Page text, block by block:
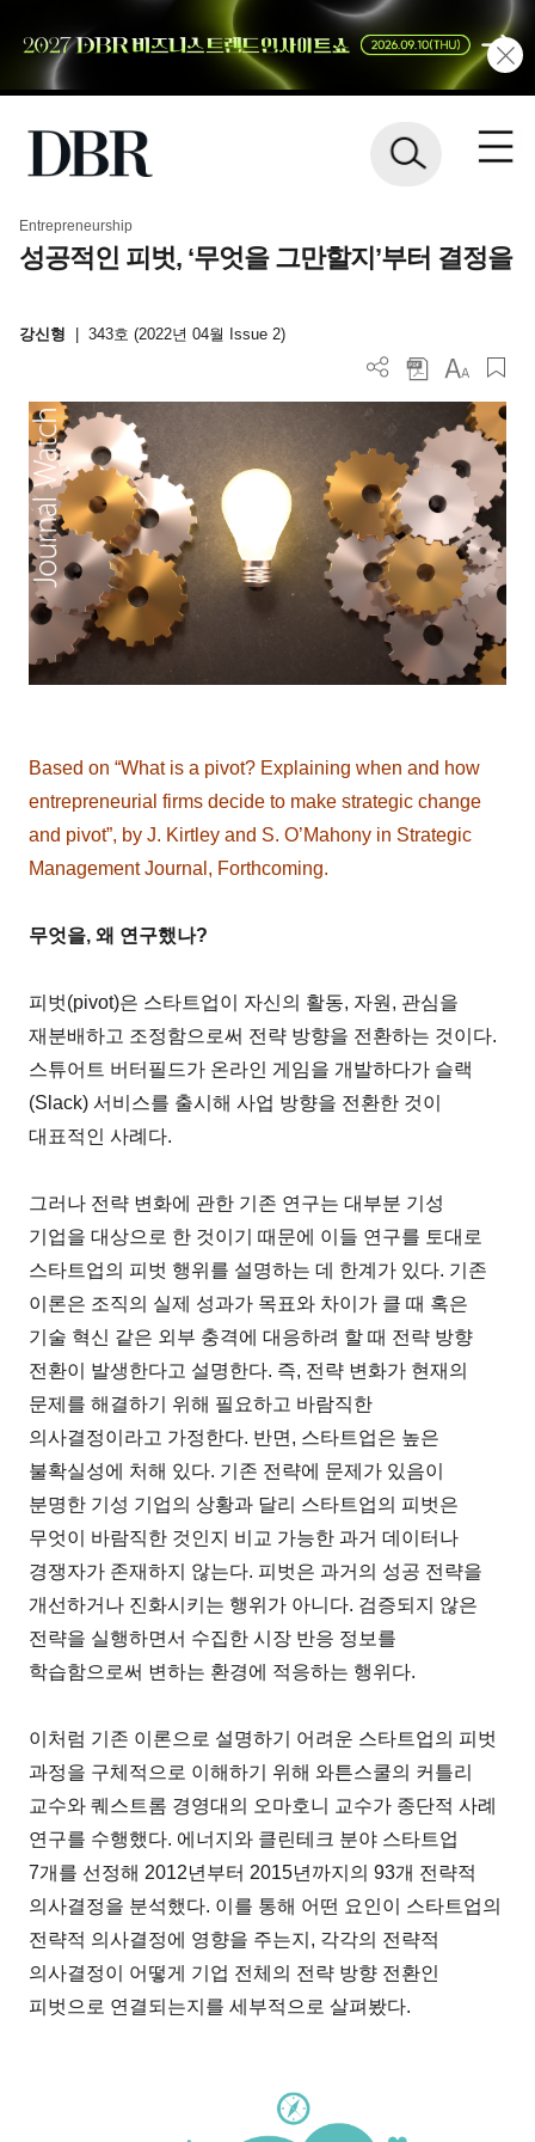
Entrepreneurship
성공적인 피벗, ‘무엇을 그만할지’부터 결정을
강신형 343호 (2022년 04월 Issue 2)
Based on “What is a pivot? Explaining when and how
entrepreneurial firms decide to make strategic change
and pivot”, by J. Kirtley and S. O’Mahony in Strategic
Management Journal, Forthcoming.
무엇을, 왜 연구했나?
피벗(pivot)은 스타트업이 자신의 활동, 자원, 관심을
재분배하고 조정함으로써 전략 방향을 전환하는 것이다.
스튜어트 버터필드가 온라인 게임을 개발하다가 슬랙
(Slack) 서비스를 출시해 사업 방향을 전환한 것이
대표적인 사례다.
그러나 전략 변화에 관한 기존 연구는 대부분 기성
기업을 대상으로 한 것이기 때문에 이들 연구를 토대로
스타트업의 피벗 행위를 설명하는 데 한계가 있다. 기존
이론은 조직의 실제 성과가 목표와 차이가 클 때 혹은
기술 혁신 같은 외부 충격에 대응하려 할 때 전략 방향
전환이 발생한다고 설명한다. 즉, 전략 변화가 현재의
문제를 해결하기 위해 필요하고 바람직한
의사결정이라고 가정한다. 반면, 스타트업은 높은
불확실성에 처해 있다. 기존 전략에 문제가 있음이
분명한 기성 기업의 상황과 달리 스타트업의 피벗은
무엇이 바람직한 것인지 비교 가능한 과거 데이터나
경쟁자가 존재하지 않는다. 피벗은 과거의 성공 전략을
개선하거나 진화시키는 행위가 아니다. 검증되지 않은
전략을 실행하면서 수집한 시장 반응 정보를
학습함으로써 변하는 환경에 적응하는 행위다.
이처럼 기존 이론으로 설명하기 어려운 스타트업의 피벗
과정을 구체적으로 이해하기 위해 와튼스쿨의 커틀리
교수와 퀘스트롬 경영대의 오마호니 교수가 종단적 사례
연구를 수행했다. 에너지와 클린테크 분야 스타트업
7개를 선정해 2012년부터 2015년까지의 93개 전략적
의사결정을 분석했다. 이를 통해 어떤 요인이 스타트업의
전략적 의사결정에 영향을 주는지, 각각의 전략적
의사결정이 어떻게 기업 전체의 전략 방향 전환인
피벗으로 연결되는지를 세부적으로 살펴봤다.